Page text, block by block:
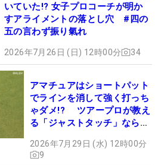
いていた!? 女子プロコーチが明か
すアライメントの落とし穴 #四の
五の言わず振り氣れ
2026年7月26日 (日) 12時00分 34
アマチュアはショートパット
でラインを消して強く打っち
ゃダメ!? ツアープロが教え
る「ジャストタッチ」なら3
2026年7月29日 (水) 12時00分
9